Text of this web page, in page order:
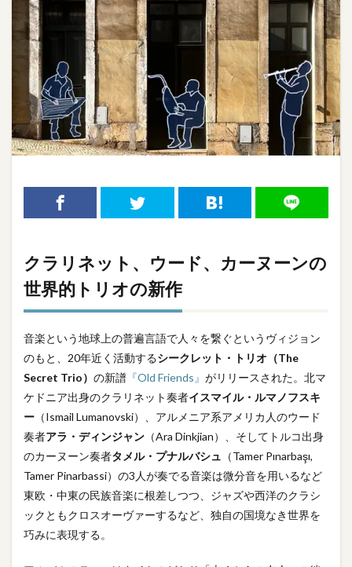
クラリネット、ウード、カーヌーンの
世界的トリオの新作
音楽という地球上の普遍言語で人々を繋ぐというヴィジョン
のもと、20年近く活動するシークレット・トリオ（The
Secret Trio） の新譜 『Old Friends』 がリリースされた。北マ
ケドニア出身のクラリネット奏者イスマイル・ルマノフスキ
ー （Ismail Lumanovski）、アルメニア系アメリカ人のウード
奏者アラ・ディンジャン （Ara Dinkjian）、そしてトルコ出身
のカーヌーン奏者タメル・プナルバシュ （Tamer Pınarbaşı,
Tamer Pinarbassi）の3人が奏でる音楽は微分音を用いるなど
東欧・中東の民族音楽に根差しつつ、ジャズや西洋のクラシ
ックともクロスオーヴァーするなど、独自の国境なき世界を
巧みに表現する。